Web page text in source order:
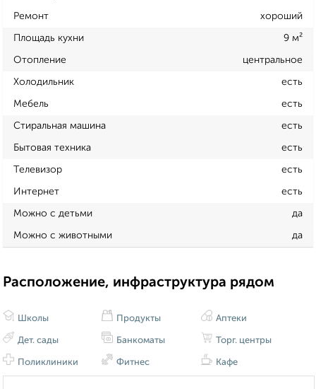
Ремонт хороший
Площадь кухни 9 м²
Отопление центральное
Холодильник есть
Мебель есть
Стиральная машина есть
Бытовая техника есть
Телевизор есть
Интернет есть
Можно с детьми да
Можно с животными да
Расположение, инфраструктура рядом
Школы
Дет. сады
Поликлиники
Продукты
Банкоматы
Фитнес
Аптеки
Торг. центры
Кафе